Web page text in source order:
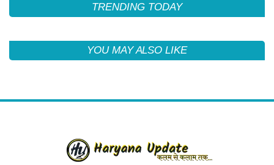
TRENDING TODAY
YOU MAY ALSO LIKE